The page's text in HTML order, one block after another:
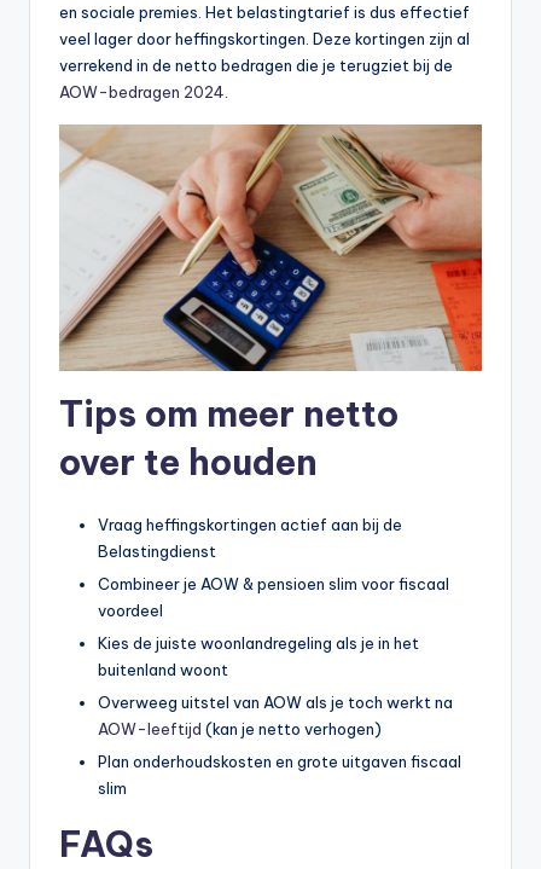
en sociale premies. Het belastingtarief is dus effectief
veel lager door heffingskortingen. Deze kortingen zijn al
verrekend in de netto bedragen die je terugziet bij de
AOW-bedragen 2024
Tips om meer netto
over te houden
Vraag heffingskortingen actief aan bij de
Belastingdienst
Combineer je AOW & pensioen slim voor fiscaal
voordeel
Kies de juiste woonlandregeling als je in het
buitenland woont
Overweeg uitstel van AOW als je toch werkt na
AOW-leeftijd (kan je netto verhogen)
Plan onderhoudskosten en grote uitgaven fiscaal
slim
FAQs